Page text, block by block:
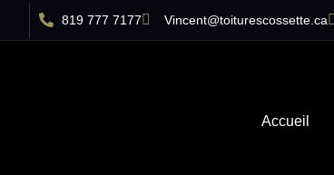
819 777 7177 Vincent@toiturescossette.ca
Accueil